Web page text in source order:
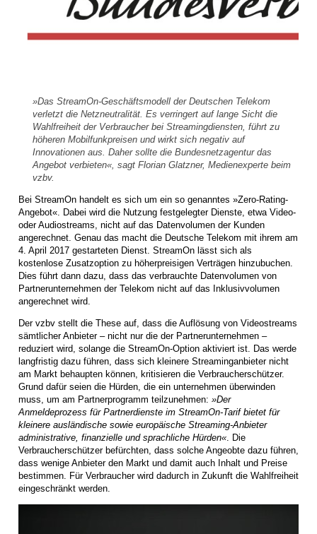
»Das StreamOn-Geschäftsmodell der Deutschen Telekom
verletzt die Netzneutralität. Es verringert auf lange Sicht die
Wahlfreiheit der Verbraucher bei Streamingdiensten, führt zu
höheren Mobilfunkpreisen und wirkt sich negativ auf
Innovationen aus. Daher sollte die Bundesnetzagentur das
Angebot verbieten«, sagt Florian Glatzner, Medienexperte beim
vzbv.
Bei StreamOn handelt es sich um ein so genanntes »Zero-Rating-
Angebot«. Dabei wird die Nutzung festgelegter Dienste, etwa Video-
oder Audiostreams, nicht auf das Datenvolumen der Kunden
angerechnet. Genau das macht die Deutsche Telekom mit ihrem am
4. April 2017 gestarteten Dienst. StreamOn lässt sich als
kostenlose Zusatzoption zu höherpreisigen Verträgen hinzubuchen.
Dies führt dann dazu, dass das verbrauchte Datenvolumen von
Partnerunternehmen der Telekom nicht auf das Inklusivvolumen
angerechnet wird.
Der vzbv stellt die These auf, dass die Auflösung von Videostreams
sämtlicher Anbieter – nicht nur die der Partnerunternehmen –
reduziert wird, solange die StreamOn-Option aktiviert ist. Das werde
langfristig dazu führen, dass sich kleinere Streaminganbieter nicht
am Markt behaupten können, kritisieren die Verbraucherschützer.
Grund dafür seien die Hürden, die ein unternehmen überwinden
muss, um am Partnerprogramm teilzunehmen: »Der
Anmeldeprozess für Partnerdienste im StreamOn-Tarif bietet für
kleinere ausländische sowie europäische Streaming-Anbieter
administrative, finanzielle und sprachliche Hürden« . Die
Verbraucherschützer befürchten, dass solche Angeobte dazu führen,
dass wenige Anbieter den Markt und damit auch Inhalt und Preise
bestimmen. Für Verbraucher wird dadurch in Zukunft die Wahlfreiheit
eingeschränkt werden.